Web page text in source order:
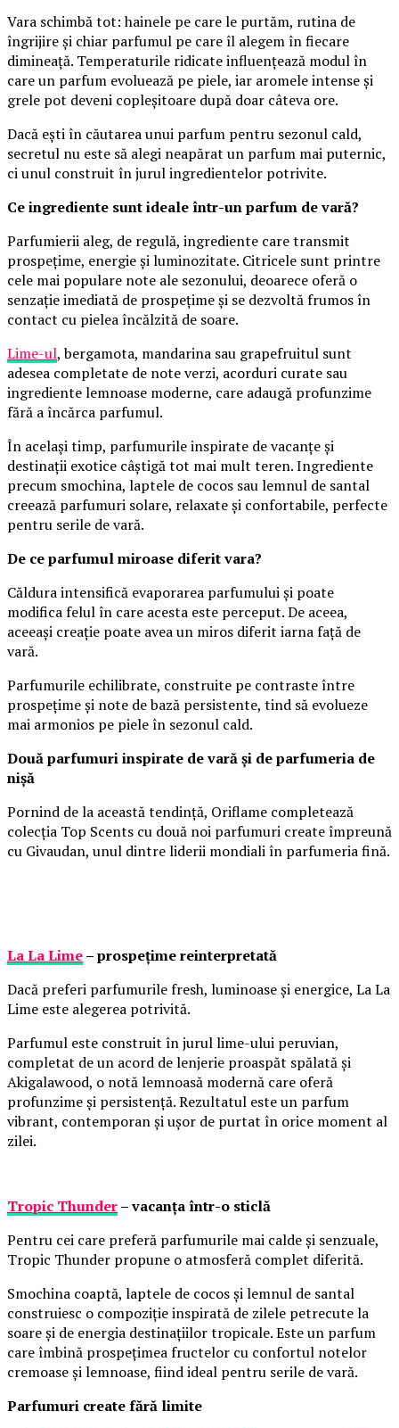
Vara schimbă tot: hainele pe care le purtăm, rutina de
îngrijire și chiar parfumul pe care îl alegem în fiecare
dimineață. Temperaturile ridicate influențează modul în
care un parfum evoluează pe piele, iar aromele intense și
grele pot deveni copleșitoare după doar câteva ore.
Dacă ești în căutarea unui parfum pentru sezonul cald,
secretul nu este să alegi neapărat un parfum mai puternic,
ci unul construit în jurul ingredientelor potrivite.
Ce ingrediente sunt ideale într-un parfum de vară?
Parfumierii aleg, de regulă, ingrediente care transmit
prospețime, energie și luminozitate. Citricele sunt printre
cele mai populare note ale sezonului, deoarece oferă o
senzație imediată de prospețime și se dezvoltă frumos în
contact cu pielea încălzită de soare.
Lime-ul, bergamota, mandarina sau grapefruitul sunt
adesea completate de note verzi, acorduri curate sau
ingrediente lemnoase moderne, care adaugă profunzime
fără a încărca parfumul.
În același timp, parfumurile inspirate de vacanțe și
destinații exotice câștigă tot mai mult teren. Ingrediente
precum smochina, laptele de cocos sau lemnul de santal
creează parfumuri solare, relaxate și confortabile, perfecte
pentru serile de vară.
De ce parfumul miroase diferit vara?
Căldura intensifică evaporarea parfumului și poate
modifica felul în care acesta este perceput. De aceea,
aceeași creație poate avea un miros diferit iarna față de
vară.
Parfumurile echilibrate, construite pe contraste între
prospețime și note de bază persistente, tind să evolueze
mai armonios pe piele în sezonul cald.
Două parfumuri inspirate de vară și de parfumeria de
nișă
Pornind de la această tendință, Oriflame completează
colecția Top Scents cu două noi parfumuri create împreună
cu Givaudan, unul dintre liderii mondiali în parfumeria fină.
La La Lime– prospețime reinterpretată
Dacă preferi parfumurile fresh, luminoase și energice, La La
Lime este alegerea potrivită.
Parfumul este construit în jurul lime-ului peruvian,
completat de un acord de lenjerie proaspăt spălată și
Akigalawood, o notă lemnoasă modernă care oferă
profunzime și persistență. Rezultatul este un parfum
vibrant, contemporan și ușor de purtat în orice moment al
zilei.
Tropic Thunder– vacanța într-o sticlă
Pentru cei care preferă parfumurile mai calde și senzuale,
Tropic Thunder propune o atmosferă complet diferită.
Smochina coaptă, laptele de cocos și lemnul de santal
construiesc o compoziție inspirată de zilele petrecute la
soare și de energia destinațiilor tropicale. Este un parfum
care îmbină prospețimea fructelor cu confortul notelor
cremoase și lemnoase, fiind ideal pentru serile de vară.
Parfumuri create fără limite